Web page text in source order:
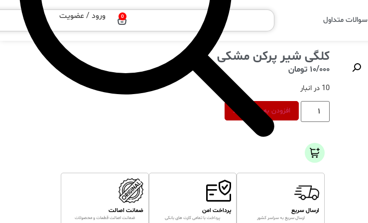
سوالات متداول 0 ورود / عضویت
کلگی شیر پرکن مشکی
10/000 تومان
10 در انبار
افزودن به سبد خرید
ارسال سریع
ارسال سریع به سراسر کشور
پرداخت امن
پرداخت با تمامی کارت های بانکی
ضمانت اصالت
ضمانت اصالت قطعات و محصولات